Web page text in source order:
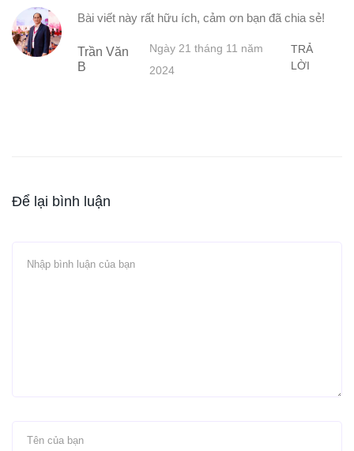
Bài viết này rất hữu ích, cảm ơn bạn đã chia sẻ!
Trần Văn
B
Ngày 21 tháng 11 năm
2024
TRẢ
LỜI
Để lại bình luận